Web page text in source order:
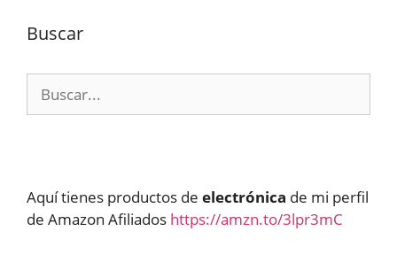
Buscar
Aquí tienes productos de electrónica de mi perfil
de Amazon Afiliados https://amzn.to/3lpr3mC